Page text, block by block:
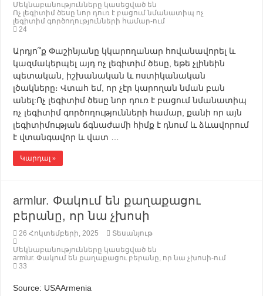
Մեկնաբանությունները կասեցված են
Ոչ լեգիտիմ ծեսը նոր դուռ է բացում նմանատիպ ոչ
լեգիտիմ գործողությունների համար-ում
24
Արդյո՞ք Փաշինյանը կկարողանար հովանավորել և
կազմակերպել այդ ոչ լեգիտիմ ծեսը, եթե չլինեին
պետական, իշխանական և ոստիկանական
լծակները։ Վտահ եմ, որ չէր կարողան նման բան
անել:Ոչ լեգիտիմ ծեսը նոր դուռ է բացում նմանատիպ
ոչ լեգիտիմ գործողությունների համար, քանի որ այն
լեգիտիմության ճգնաժամի հիմք է դնում և ձևավորում
է վտանգավոր և վատ …
Կարդալ »
armlur. Փակում են քաղաքացու
բերանը, որ նա չխոսի
26 Հոկտեմբերի, 2025
Տեսանյութ
Մեկնաբանությունները կասեցված են
armlur. Փակում են քաղաքացու բերանը, որ նա չխոսի-ում
33
Source: USAArmenia